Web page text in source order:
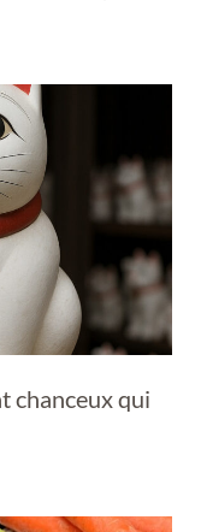
chanceux qui